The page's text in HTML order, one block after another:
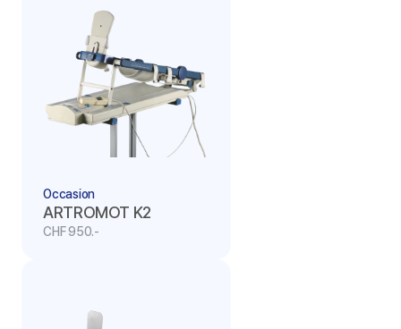
Occasion
ARTROMOT K2
CHF 950.-